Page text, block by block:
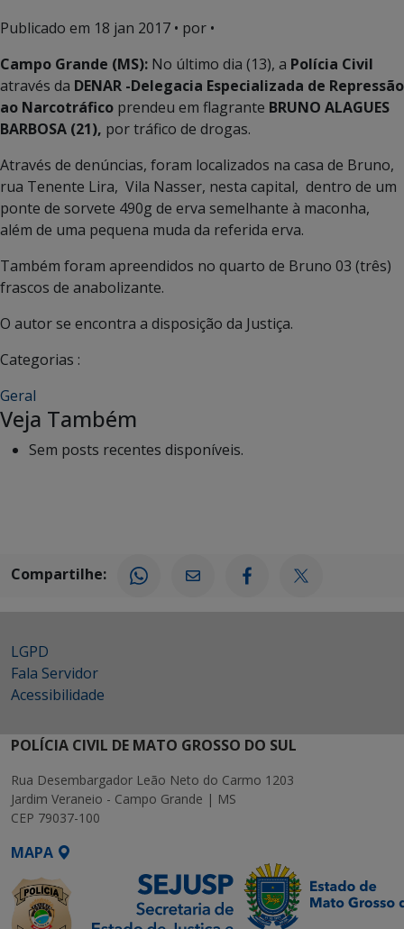
Publicado em 18 jan 2017 • por •
Campo Grande (MS): No último dia (13), a Polícia Civil
através da DENAR -Delegacia Especializada de Repressão
ao Narcotráfico prendeu em flagrante BRUNO ALAGUES
BARBOSA (21), por tráfico de drogas.
Através de denúncias, foram localizados na casa de Bruno,
rua Tenente Lira, Vila Nasser, nesta capital, dentro de um
ponte de sorvete 490g de erva semelhante à maconha,
além de uma pequena muda da referida erva.
Também foram apreendidos no quarto de Bruno 03 (três)
frascos de anabolizante.
O autor se encontra a disposição da Justiça.
Categorias :
Geral
Veja Também
Sem posts recentes disponíveis.
Compartilhe:
LGPD
Fala Servidor
Acessibilidade
POLÍCIA CIVIL DE MATO GROSSO DO SUL
Rua Desembargador Leão Neto do Carmo 1203
Jardim Veraneio - Campo Grande | MS
CEP 79037-100
MAPA